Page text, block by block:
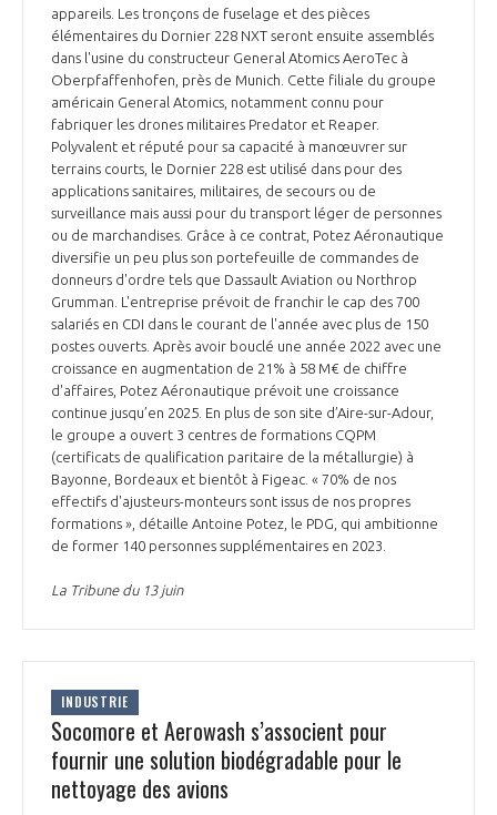
NOS RÉSEAUX À L'INTERNATIONAL
COMITÉ AERO PME
STARTAIR
COMMISSIONS ET COMITÉS
LES PROGRAMMES DU GIFAS
UN ÉCOSYSTÈME INTÉGRÉ ET COHÉRENT
POURQUOI DEVENIR MEMBRE ?
LA MÉDIATION
LA MÉDIATION DANS LA FILIÈRE AÉRONAUTIQUE ET SPATIALE
LE MÉDIATEUR DE LA FILIÈRE AÉRONAUTIQUE ET SPATIALE
MÉDIATION ET CHARTE D’ENGAGEMENT SUR LES RELATIONS ENTRE
CLIENTS ET FOURNISSEURS
LA MÉDIATION AU-DELÀ DE LA FILIÈRE AÉRONAUTIQUE ET SPATIALE
PRENDRE CONTACT AVEC LE MÉDIATEUR DE LA FILIÈRE
LE SALON DU BOURGET
L'OBSERVATOIRE
CHIFFRES CLÉS
LES ENJEUX
COMPÉTITIVITÉ
EMPLOI & FORMATION
ENVIRONNEMENT
INNOVATION
INTERNATIONALISATION
LES PUBLICATIONS
DOCUMENTS & BROCHURES
RAPPORTS D'ACTIVITÉS
appareils. Les tronçons de fuselage et des pièces
élémentaires du Dornier 228 NXT seront ensuite assemblés
dans l'usine du constructeur General Atomics AeroTec à
Oberpfaffenhofen, près de Munich. Cette filiale du groupe
américain General Atomics, notamment connu pour
fabriquer les drones militaires Predator et Reaper.
Polyvalent et réputé pour sa capacité à manœuvrer sur
terrains courts, le Dornier 228 est utilisé dans pour des
applications sanitaires, militaires, de secours ou de
surveillance mais aussi pour du transport léger de personnes
ou de marchandises. Grâce à ce contrat, Potez Aéronautique
diversifie un peu plus son portefeuille de commandes de
donneurs d'ordre tels que Dassault Aviation ou Northrop
Grumman. L'entreprise prévoit de franchir le cap des 700
salariés en CDI dans le courant de l'année avec plus de 150
postes ouverts. Après avoir bouclé une année 2022 avec une
croissance en augmentation de 21% à 58 M€ de chiffre
d'affaires, Potez Aéronautique prévoit une croissance
continue jusqu’en 2025. En plus de son site d’Aire-sur-Adour,
le groupe a ouvert 3 centres de formations CQPM
(certificats de qualification paritaire de la métallurgie) à
Bayonne, Bordeaux et bientôt à Figeac. « 70% de nos
effectifs d'ajusteurs-monteurs sont issus de nos propres
formations », détaille Antoine Potez, le PDG, qui ambitionne
de former 140 personnes supplémentaires en 2023.
La Tribune du 13 juin
INDUSTRIE
Socomore et Aerowash s’associent pour
fournir une solution biodégradable pour le
nettoyage des avions
Découvrez les avantages d'adhérer au GIFAS.
Rencontres, salons, données sectorielles,
programmes ...
DEMANDE D’ADHÉSION